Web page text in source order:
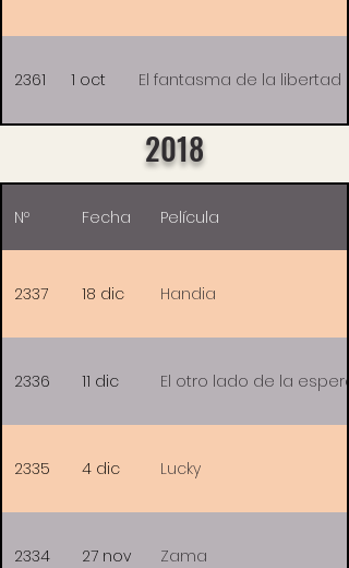
2361 1 oct El fantasma de la libertad
2018
Nº Fecha Película
2337 18 dic Handia
2336 11 dic El otro lado de la
2335 4 dic Lucky
2334 27 nov Zama